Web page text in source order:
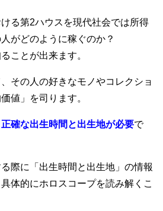
る第2ハウスを現代社会では所得
がどのように稼ぐのか？
ことが出来ます。
その人の好きなモノやコレクショ
値」を司ります。
確な出生時間と出生地が必要で
際に「出生時間と出生地」の情報
体的にホロスコープを読み解くこ